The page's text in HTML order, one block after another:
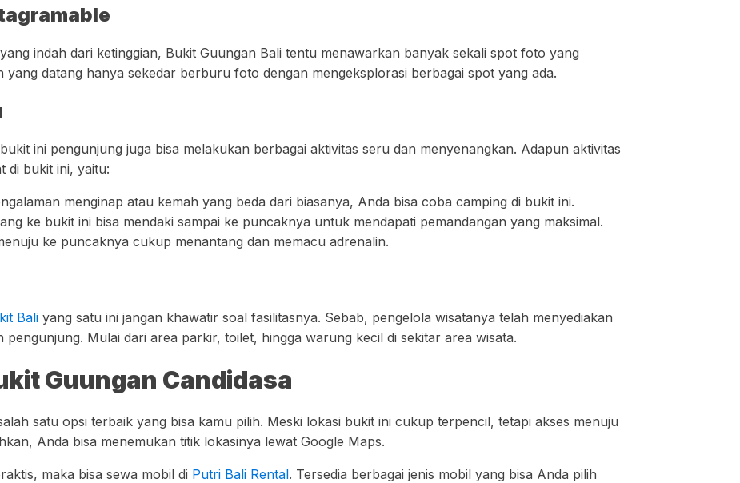
indah dari ketinggian, Bukit Guungan Bali tentu menawarkan banyak sekali spot foto yang
yang datang hanya sekedar berburu foto dengan mengeksplorasi berbagai spot yang ada.
ini pengunjung juga bisa melakukan berbagai aktivitas seru dan menyenangkan. Adapun aktivitas
di bukit ini, yaitu:
menginap atau kemah yang beda dari biasanya, Anda bisa coba camping di bukit ini.
ke bukit ini bisa mendaki sampai ke puncaknya untuk mendapati pemandangan yang maksimal.
ke puncaknya cukup menantang dan memacu adrenalin.
Bali yang satu ini jangan khawatir soal fasilitasnya. Sebab, pengelola wisatanya telah menyediakan
Mulai dari area parkir, toilet, hingga warung kecil di sekitar area wisata.
Guungan Candidasa
satu opsi terbaik yang bisa kamu pilih. Meski lokasi bukit ini cukup terpencil, tetapi akses menuju
Anda bisa menemukan titik lokasinya lewat Google Maps.
maka bisa sewa mobil di Putri Bali Rental. Tersedia berbagai jenis mobil yang bisa Anda pilih